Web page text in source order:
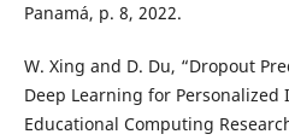
Panamá, p. 8, 2022.
W. Xing and D. Du, “Dropout
Deep Learning for Personalized
Educational Computing